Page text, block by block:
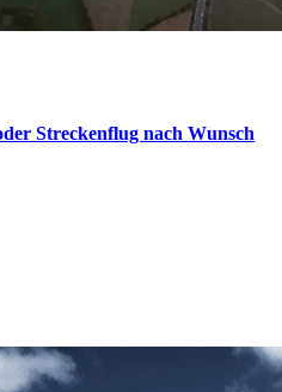
Streckenflug nach Wunsch